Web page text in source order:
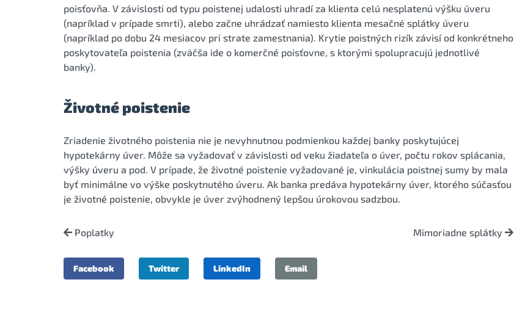
poisťovňa. V závislosti od typu poistenej udalosti uhradí za klienta celú nesplatenú výšku úveru
(napríklad v prípade smrti), alebo začne uhrádzať namiesto klienta mesačné splátky úveru
(napríklad po dobu 24 mesiacov pri strate zamestnania). Krytie poistných rizík závisí od konkrétneho
poskytovateľa poistenia (zväčša ide o komerčné poisťovne, s ktorými spolupracujú jednotlivé
banky).
Životné poistenie
Zriadenie životného poistenia nie je nevyhnutnou podmienkou každej banky poskytujúcej
hypotekárny úver. Môže sa vyžadovať v závislosti od veku žiadateľa o úver, počtu rokov splácania,
výšky úveru a pod. V prípade, že životné poistenie vyžadované je, vinkulácia poistnej sumy by mala
byť minimálne vo výške poskytnutého úveru. Ak banka predáva hypotekárny úver, ktorého súčasťou
je životné poistenie, obvykle je úver zvýhodnený lepšou úrokovou sadzbou.
Poplatky Mimoriadne splátky
Facebook Twitter LinkedIn Email